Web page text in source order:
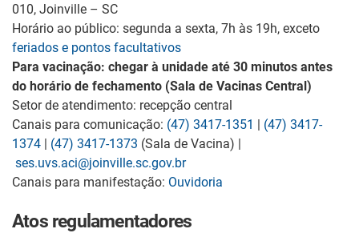
010, Joinville – SC
Horário ao público: segunda a sexta, 7h às 19h, exceto
feriados e pontos facultativos
Para vacinação: chegar à unidade até 30 minutos antes
do horário de fechamento (Sala de Vacinas Central)
Setor de atendimento: recepção central
Canais para comunicação: (47) 3417-1351 | (47) 3417-
1374 | (47) 3417-1373 (Sala de Vacina) |
ses.uvs.aci@joinville.sc.gov.br
Canais para manifestação: Ouvidoria
Atos regulamentadores